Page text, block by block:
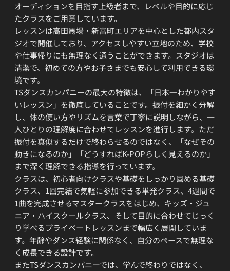
オーディションを目指す上級者まで、レベルや目的に応じ
たクラスをご用意しています。
レッスンは高田馬場・新富町エリアを中心とした都内スタ
ジオで開催しており、アクセスしやすい立地のため、学校
や仕事帰りにも無理なく通うことができます。スタジオは
清潔で、初めての方やお子さまでも安心して利用できる環
境です。
TSダンスカンパニーの最大の特徴は、「日本一わかりやす
いレッスン」を徹底していることです。振付を細かく分解
し、体の使い方やリズムを言葉で丁寧に説明しながら、一
人ひとりの理解度に合わせてレッスンを進行します。ただ
振付を真似するだけで終わらせるのではなく、「なぜその
動きになるのか」「どうすればK-POPらしく見えるのか」
まで深く理解できる指導を行っています。
クラスは、初心者向けクラスや基礎をしっかり固める基礎
クラス、1回完結で気軽に参加できる単発クラス、4週間で
1曲を完成させるマスタークラスをはじめ、キッズ・ジュ
ニア・ハイスクールクラス、そして目的に合わせてじっく
り学べるプライベートレッスンまで幅広く展開していま
す。年齢やダンス経験に関係なく、自分のペースで無理な
く成長できる設計です。
またTSダンスカンパニーでは、学んで終わりではなく、